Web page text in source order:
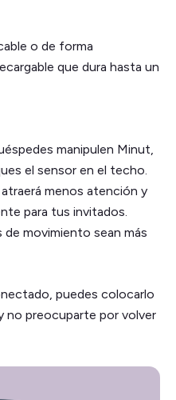
o de forma
que dura hasta un
manipulen Minut,
el sensor en el techo.
menos atención y
para tus invitados.
de movimiento sean más
puedes colocarlo
no preocuparte por volver